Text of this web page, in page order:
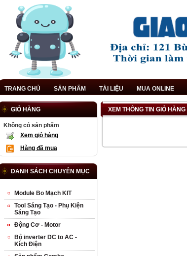
TRANG CHỦ SẢN PHẨM TÀI LIỆU MUA ONLINE
XEM THÔNG TIN GIỎ HÀNG
GIỎ HÀNG
Không có sản phẩm
Xem giỏ hàng
Hàng đã mua
DANH SÁCH CHUYÊN MỤC
Module Bo Mạch KIT
Tool Sáng Tạo - Phụ Kiện
Sáng Tạo
Động Cơ - Motor
Bộ inverter DC to AC -
Kích Điện